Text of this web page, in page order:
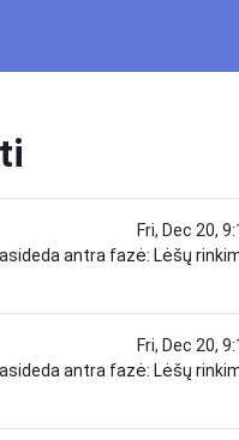
Fri, Dec 20,
antra fazė: Lėšų
Fri, Dec 20,
antra fazė: Lėšų